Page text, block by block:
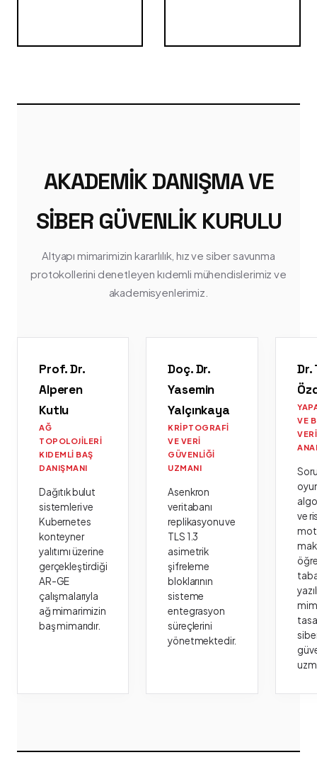
AKADEMIK DANIŞMA VE
SIBER GÜVENLIK KURULU
Altyapı mimarimizin kararlılık, hız ve siber savunma
protokollerini denetleyen kıdemli mühendislerimiz ve
akademisyenlerimiz.
Prof. Dr.
Alperen
Kutlu
AĞ
TOPOLOJILERI
KIDEMLI BAŞ
DANIŞMANI
Dağıtık bulut
sistemleri ve
Kubernetes
konteyner
yalıtımı üzerine
gerçekleştirdiği
AR-GE
çalışmalarıyla
ağ mimarimizin
baş mimarıdır.
Doç. Dr.
Yasemin
Yalçınkaya
KRIPTOGRAFI
VE VERI
GÜVENLIĞI
UZMANI
Asenkron
veritabanı
replikasyonu ve
TLS 1.3
asimetrik
şifreleme
bloklarının
sisteme
entegrasyon
süreçlerini
yönetmektedir.
Dr.
VE
VERI
ve